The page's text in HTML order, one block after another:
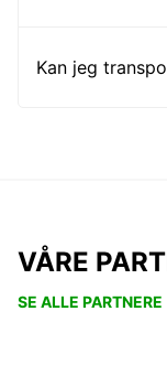
Kan jeg
VÅRE
SE ALLE PARTNERE